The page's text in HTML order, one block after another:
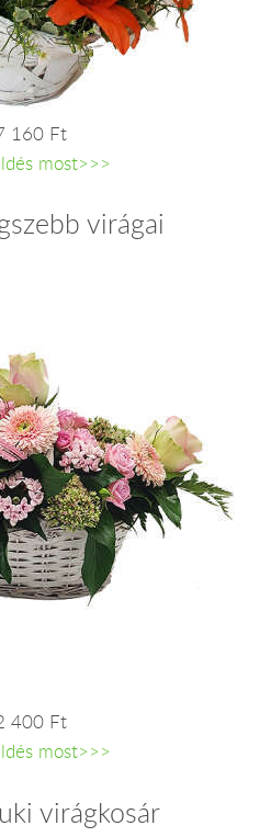
160 Ft
most>>>
virágai
400 Ft
most>>>
virágkosár